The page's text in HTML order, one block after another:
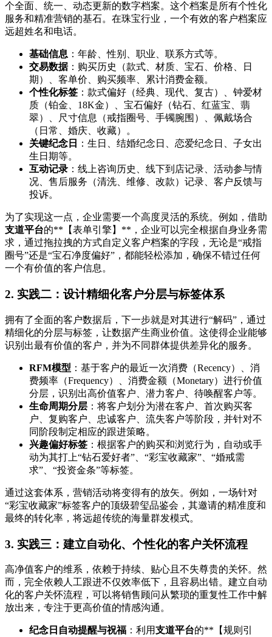
个全面、统一、动态更新的数字档案。这个档案是所有个性化
服务和精准营销的基石。在珠宝行业，一个有效的客户档案应
远超姓名和电话。
基础信息 ：年龄、性别、职业、联系方式等。
交易数据：购买历史（款式、材质、宝石、价格、日
期）、客单价、购买频率、累计消费金额。
个性化标签 ：款式偏好（经典、现代、复古）、钟爱材
质（铂金、18K金）、宝石偏好（钻石、红蓝宝、翡
翠）、尺寸信息（戒指圈号、手镯腕围）、佩戴场合
（日常、婚庆、收藏）。
关键纪念日
：生日、结婚纪念日、恋爱纪念日、子女出
生日期等。
互动记录 ：线上咨询历史、线下到店记录、活动参与情
况、售后服务（清洗、维修、改款）记录、客户反馈与
投诉。
为了实现这一点，企业需要一个高度灵活的系统。例如，借助
支道平台的**【表单引擎】**，企业可以完全根据自身业务需
求，通过拖拉拽的方式自定义客户档案的字段，无论是“戒指
圈号”还是“宝石净度偏好”，都能轻松添加，确保不错过任何
一个有价值的客户信息。
2. 实践二：设计精细化客户分层与标签体系
拥有了全面的客户数据后，下一步就是对其进行“解码”，通过
精细化的分层与标签，让数据产生商业价值。这使得企业能够
识别出最有价值的客户，并为不同群体提供差异化的服务。
RFM模型 ：基于客户的最近一次消费（Recency）、消
费频率（Frequency）、消费金额（Monetary）进行价值
分层，识别出高价值客户、潜力客户、待唤醒客户等。
生命周期分层 ：将客户划分为潜在客户、首次购买客
户、复购客户、忠诚客户、流失客户等阶段，并针对不
同阶段制定相应的跟进策略。
兴趣偏好标签 ：根据客户的购买和浏览行为，自动或手
动为其打上“钻石爱好者”、“彩宝收藏家”、“婚戒需
求”、“投资金条”等标签。
通过这套体系，营销活动将变得有的放矢。例如，一场针对
“彩宝收藏家”标签客户的顶级碧玺品鉴会，其邀请的精准度和
最终的转化率，将远超传统的海量群发模式。
3. 实践三：建立自动化、个性化的客户关怀流程
高净值客户的维系，依赖于持续、贴心且不失尊贵的关怀。然
而，完全依赖人工跟进不仅效率低下，且容易出错。建立自动
化的客户关怀流程，可以将销售顾问从繁琐的重复性工作中解
放出来，专注于更高价值的情感沟通。
纪念日自动提醒与祝福 ：利用支道平台的**【规则引